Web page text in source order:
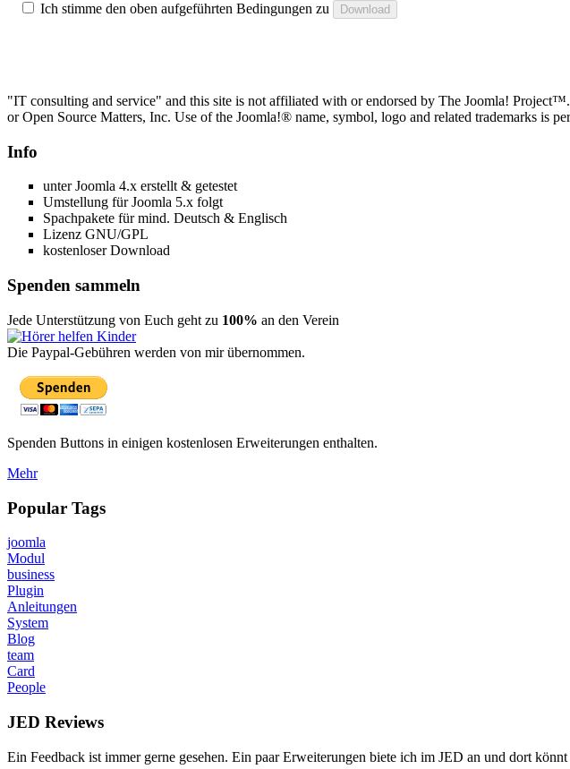
Ich stimme den oben aufgeführten Bedingungen zu
"IT consulting and service" and this site is not affiliated with or endorsed by The Joomla!
or Open Source Matters, Inc. Use of the Joomla!® name, symbol, logo and related trademarks is
Info
unter Joomla 4.x erstellt & getestet
Umstellung für Joomla 5.x folgt
Spachpakete für mind. Deutsch & Englisch
Lizenz GNU/GPL
kostenloser Download
Spenden sammeln
Jede Unterstützung von Euch geht zu 100% an den Verein
Die Paypal-Gebühren werden von mir übernommen.
Spenden Buttons in einigen kostenlosen Erweiterungen enthalten.
Mehr
Popular Tags
joomla
Modul
business
Plugin
Anleitungen
System
Blog
team
Card
People
JED Reviews
Ein Feedback ist immer gerne gesehen. Ein paar Erweiterungen biete ich im JED an und dort